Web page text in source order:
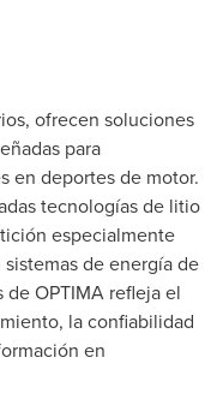
ofrecen soluciones
para
en deportes de motor.
tecnologías de litio
especialmente
de energía de
de OPTIMA refleja el
la confiabilidad
en